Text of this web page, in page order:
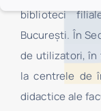
biblioteci
Bucureşti. În
de utilizatori, în
la centrele de
didactice ale